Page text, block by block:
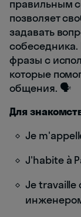
правильным
позволяет
задавать
фразы с
которые
общения. 🗣️
Для
Je
J'habite à
Je travaille